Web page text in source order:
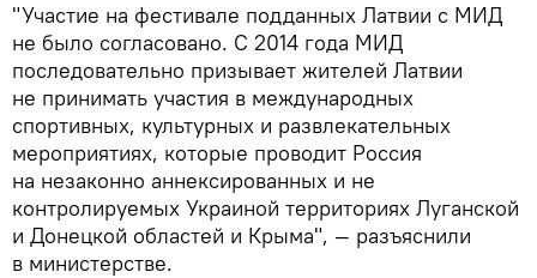
"Участие на фестивале подданных Латвии с МИД
не было согласовано. С 2014 года МИД
последовательно призывает жителей Латвии
не принимать участия в международных
спортивных, культурных и развлекательных
мероприятиях, которые проводит Россия
на незаконно аннексированных и не
контролируемых Украиной территориях Луганской
и Донецкой областей и Крыма", — разъяснили
в министерстве.